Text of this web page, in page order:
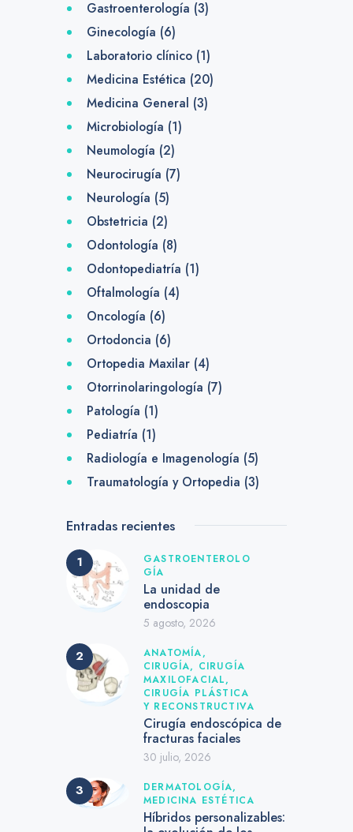
Gastroenterología (3)
Ginecología (6)
Laboratorio clínico(1)
Medicina Estética (20)
Medicina General (3)
Microbiología (1)
Neumología (2)
Neurocirugía (7)
Neurología (5)
Obstetricia (2)
Odontología (8)
Odontopediatría (1)
Oftalmología (4)
Oncología (6)
Ortodoncia (6)
Ortopedia Maxilar(4)
Otorrinolaringología (7)
Patología (1)
Pediatría (1)
Radiología e Imagenología (5)
Traumatología y Ortopedia (3)
Entradas recientes
GASTROENTEROLO
GÍA
La unidad de
endoscopia
5 agosto, 2026
ANATOMÍA,
CIRUGÍA, CIRUGÍA
MAXILOFACIAL,
CIRUGÍA PLÁSTICA
Y RECONSTRUCTIVA
Cirugía endoscópica de
fracturas faciales
30 julio, 2026
DERMATOLOGÍA,
MEDICINA ESTÉTICA
Híbridos personalizables: